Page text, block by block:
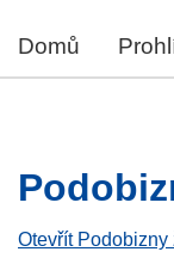
Domů
Otevřít Podobizny